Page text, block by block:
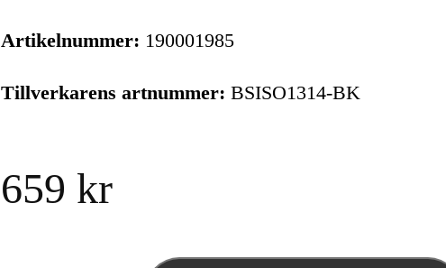
Artikelnummer: 190001985
Tillverkarens artnummer: BSISO1314-BK
659 kr